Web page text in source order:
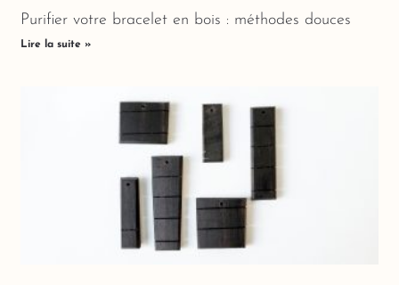
Purifier votre bracelet en bois : méthodes douces
Lire la suite »